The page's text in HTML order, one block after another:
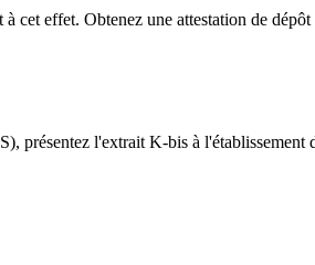
cet effet. Obtenez une attestation de
présentez l'extrait K-bis à l'établissement